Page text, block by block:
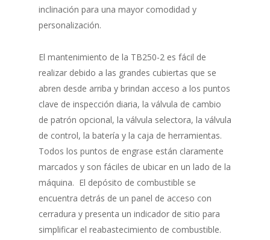
inclinación para una mayor comodidad y
personalización.
El mantenimiento de la TB250-2 es fácil de
realizar debido a las grandes cubiertas que se
abren desde arriba y brindan acceso a los puntos
clave de inspección diaria, la válvula de cambio
de patrón opcional, la válvula selectora, la válvula
de control, la batería y la caja de herramientas.
Todos los puntos de engrase están claramente
marcados y son fáciles de ubicar en un lado de la
máquina. El depósito de combustible se
encuentra detrás de un panel de acceso con
cerradura y presenta un indicador de sitio para
simplificar el reabastecimiento de combustible.